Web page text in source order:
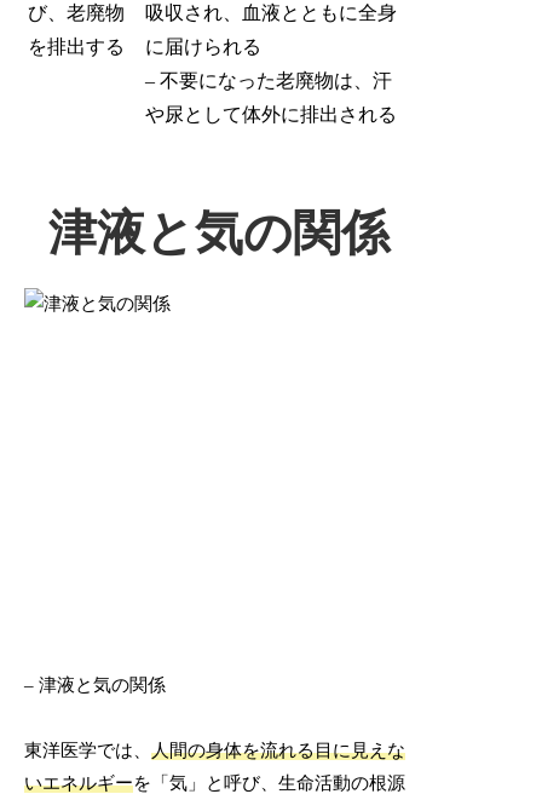
び、老廃物
を排出する
吸収され、血液とともに全身
に届けられる
– 不要になった老廃物は、汗
や尿として体外に排出される
津液と気の関係
– 津液と気の関係
東洋医学では、人間の身体を流れる目に見えな
いエネルギーを「気」と呼び、生命活動の根源